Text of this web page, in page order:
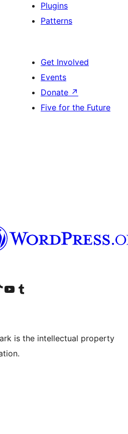
Plugins
Patterns
Get Involved
Events
Donate ↗
Five for the Future
account
TikTok account
Visit our YouTube channel
Visit our Tumblr account
is the intellectual property